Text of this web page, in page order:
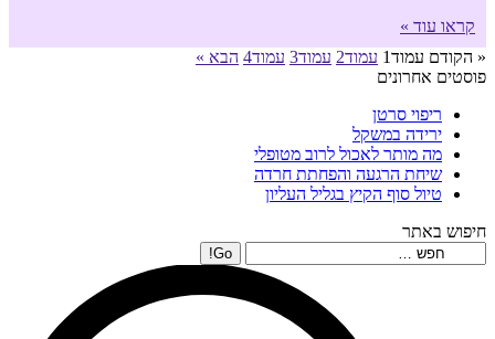
קראו עוד »
« הקודם עמוד1 עמוד2 עמוד3 עמוד4 הבא »
פוסטים אחרונים
ריפוי סרטן
ירידה במשקל
מה מותר לאכול לרוב מטופלי
שיחת הרגעה והפחתת חרדה
טיול סוף הקיץ בגליל העליון
חיפוש באתר
Search: